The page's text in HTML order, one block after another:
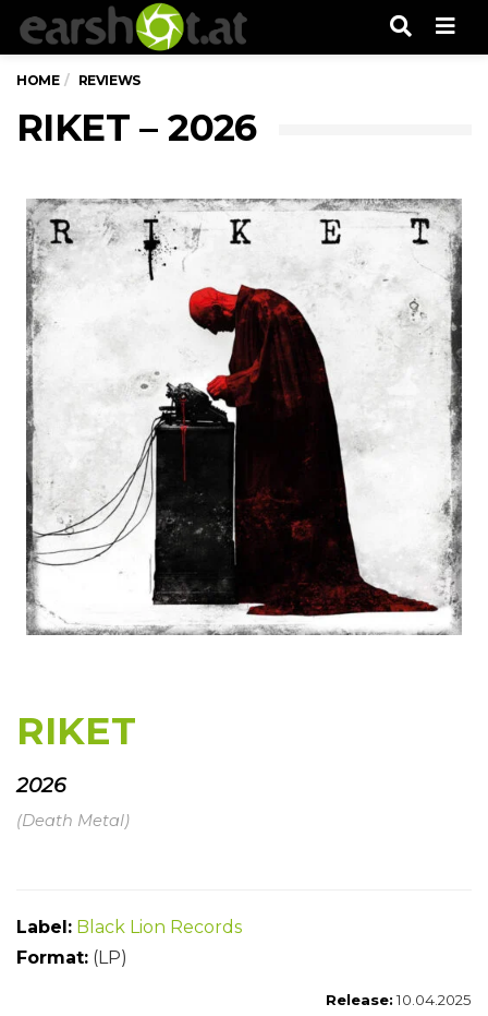
HOME REVIEWS
RIKET – 2026
RIKET
2026
(Death Metal)
Label: Black Lion Records
Format: (LP)
Release:10.04.2025